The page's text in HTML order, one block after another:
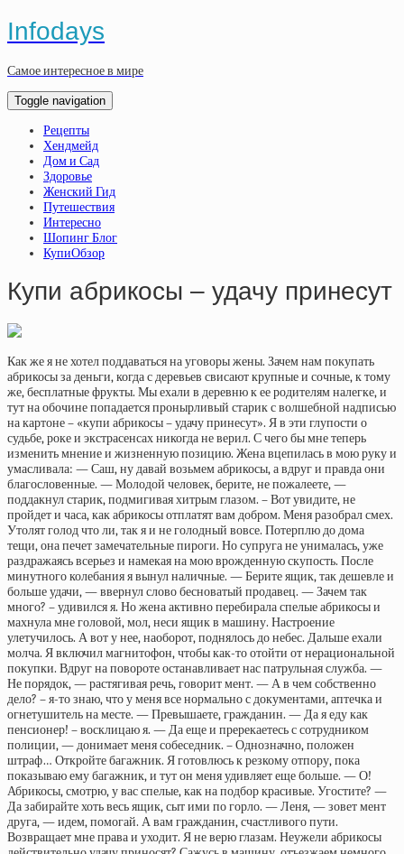
Infodays
Самое интересное в мире
Toggle navigation
Рецепты
Хендмейд
Дом и Сад
Здоровье
Женский Гид
Путешествия
Интересно
Шопинг Блог
КупиОбзор
Купи абрикосы – удачу принесут
Как же я не хотел поддаваться на уговоры жены. Зачем нам покупать
абрикосы за деньги, когда с деревьев свисают крупные и сочные, к тому
же, бесплатные фрукты. Мы ехали в деревню к ее родителям налегке, и
тут на обочине попадается пронырливый старик с волшебной надписью
на картоне – «купи абрикосы – удачу принесут». Я в эти глупости о
судьбе, роке и экстрасенсах никогда не верил. С чего бы мне теперь
изменить мнение и жизненную позицию. Жена вцепилась в мою руку и
умасливала: — Саш, ну давай возьмем абрикосы, а вдруг и правда они
благословенные. — Молодой человек, берите, не пожалеете, —
поддакнул старик, подмигивая хитрым глазом. – Вот увидите, не
пройдет и часа, как абрикосы отплатят вам добром. Меня разобрал смех.
Утолят голод что ли, так я и не голодный вовсе. Потерплю до дома
тещи, она печет замечательные пироги. Но супруга не унималась, уже
раздражаясь всерьез и намекая на мою врожденную скупость. После
минутного колебания я вынул наличные. — Берите ящик, так дешевле и
больше удачи, — ввернул слово бесноватый продавец. — Зачем так
много? – удивился я. Но жена активно перебирала спелые абрикосы и
махнула мне головой, мол, неси ящик в машину. Настроение
улетучилось. А вот у нее, наоборот, поднялось до небес. Дальше ехали
молча. Я включил магнитофон, чтобы как-то отойти от нерациональной
покупки. Вдруг на повороте останавливает нас патрульная служба. —
Не порядок, — растягивая речь, говорит мент. — А в чем собственно
дело? – я-то знаю, что у меня все нормально с документами, аптечка и
огнетушитель на месте. — Превышаете, гражданин. — Да я еду как
пенсионер! – восклицаю я. — Да еще и пререкаетесь с сотрудником
полиции, — донимает меня собеседник. – Однозначно, положен
штраф… Откройте багажник. Я готовлюсь к резкому отпору, пока
показываю ему багажник, и тут он меня удивляет еще больше. — О!
Абрикосы, смотрю, у вас спелые, как на подбор красивые. Угостите? —
Да забирайте хоть весь ящик, сыт ими по горло. — Леня, — зовет мент
друга, — идем, помогай. А вам гражданин, счастливого пути.
Возвращает мне права и уходит. Я не верю глазам. Неужели абрикосы